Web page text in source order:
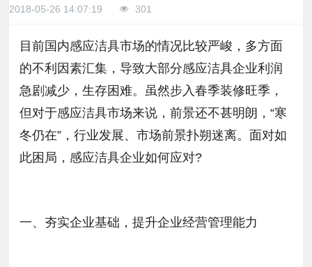
2018-05-26 14:07:19 301
目前国内感应洁具市场的情况比较严峻，多方面
的不利因素汇集，导致大部分感应洁具企业利润
急剧减少，生存困难。虽然步入春季装修旺季，
但对于感应洁具市场来说，前景还不甚明朗，“寒
冬仍在”，行业发展、市场前景扑朔迷离。面对如
此困局，感应洁具企业如何应对?
一、夯实企业基础，提升企业经营管理能力